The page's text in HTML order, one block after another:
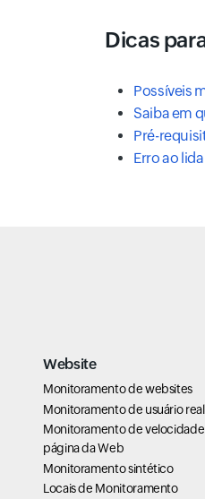
Dicas
Possíveis
Saiba em
Pré-
Erro ao
Website
Monitoramento de websites
Monitoramento de usuário real
Monitoramento de
página da Web
Monitoramento sintético
Locais de Monitoramento